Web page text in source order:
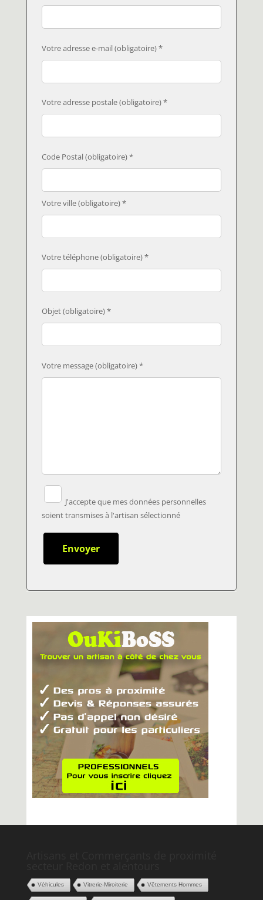
Votre adresse e-mail (obligatoire) *
Votre adresse postale (obligatoire) *
Code Postal (obligatoire) *
Votre ville (obligatoire) *
Votre téléphone (obligatoire) *
Objet (obligatoire) *
Votre message (obligatoire) *
J'accepte que mes données personnelles
soient transmises à l'artisan sélectionné
Véhicules Vitrerie-Miroiterie Vêtements Hommes